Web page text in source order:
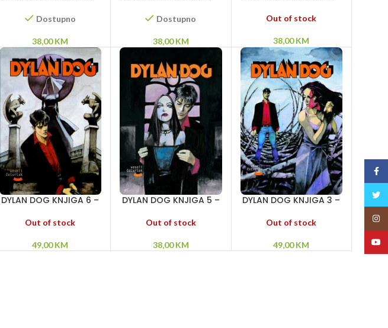
Vampiri – Maelstrom
Dostupno
38,00KM
granici vremena – Zlo
Dostupno
38,00KM
Golkonda! – Hijena
Out of stock
38,00KM
DYLAN DOG KNJIGA 6 –
u crnom – Kaljostro!
Out of stock
49,00KM
DYLAN DOG KNJIGA 5 –
Između života i smrti –
Out of stock
38,00KM
DYLAN DOG KNJIGA 3 –
Povratak čudovišta –
Out of stock
49,00KM